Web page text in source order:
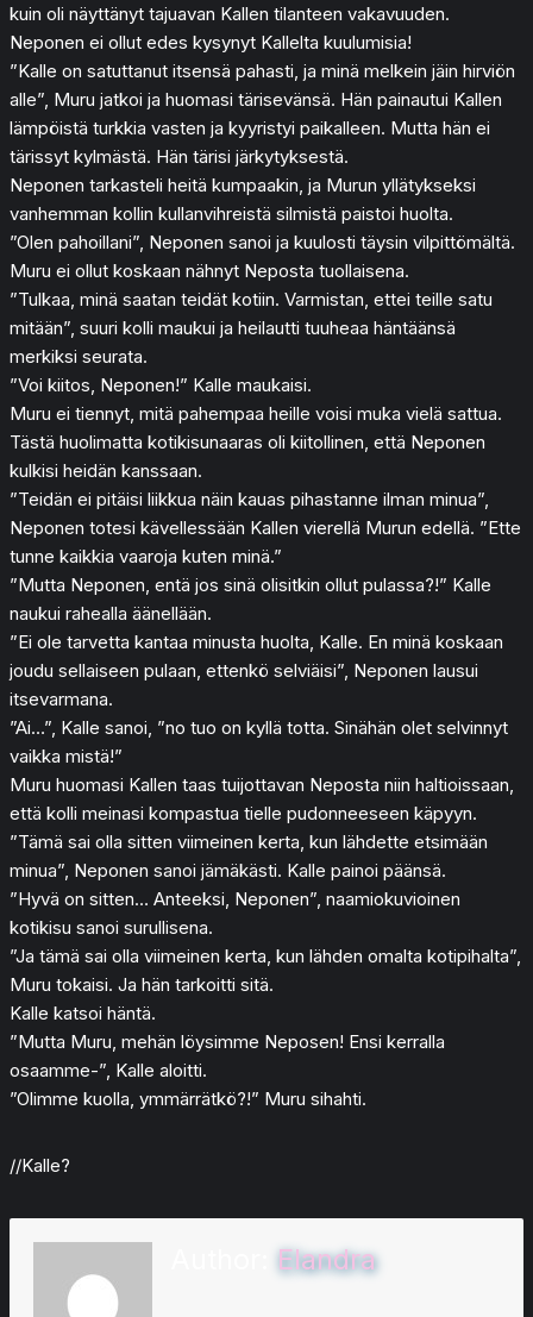
kuin oli näyttänyt tajuavan Kallen tilanteen vakavuuden.
Neponen ei ollut edes kysynyt Kallelta kuulumisia!
”Kalle on satuttanut itsensä pahasti, ja minä melkein jäin hirviön
alle”, Muru jatkoi ja huomasi tärisevänsä. Hän painautui Kallen
lämpöistä turkkia vasten ja kyyristyi paikalleen. Mutta hän ei
tärissyt kylmästä. Hän tärisi järkytyksestä.
Neponen tarkasteli heitä kumpaakin, ja Murun yllätykseksi
vanhemman kollin kullanvihreistä silmistä paistoi huolta.
”Olen pahoillani”, Neponen sanoi ja kuulosti täysin vilpittömältä.
Muru ei ollut koskaan nähnyt Neposta tuollaisena.
”Tulkaa, minä saatan teidät kotiin. Varmistan, ettei teille satu
mitään”, suuri kolli maukui ja heilautti tuuheaa häntäänsä
merkiksi seurata.
”Voi kiitos, Neponen!” Kalle maukaisi.
Muru ei tiennyt, mitä pahempaa heille voisi muka vielä sattua.
Tästä huolimatta kotikisunaaras oli kiitollinen, että Neponen
kulkisi heidän kanssaan.
”Teidän ei pitäisi liikkua näin kauas pihastanne ilman minua”,
Neponen totesi kävellessään Kallen vierellä Murun edellä. ”Ette
tunne kaikkia vaaroja kuten minä.”
”Mutta Neponen, entä jos sinä olisitkin ollut pulassa?!” Kalle
naukui rahealla äänellään.
”Ei ole tarvetta kantaa minusta huolta, Kalle. En minä koskaan
joudu sellaiseen pulaan, ettenkö selviäisi”, Neponen lausui
itsevarmana.
”Ai…”, Kalle sanoi, ”no tuo on kyllä totta. Sinähän olet selvinnyt
vaikka mistä!”
Muru huomasi Kallen taas tuijottavan Neposta niin haltioissaan,
että kolli meinasi kompastua tielle pudonneeseen käpyyn.
”Tämä sai olla sitten viimeinen kerta, kun lähdette etsimään
minua”, Neponen sanoi jämäkästi. Kalle painoi päänsä.
”Hyvä on sitten… Anteeksi, Neponen”, naamiokuvioinen
kotikisu sanoi surullisena.
”Ja tämä sai olla viimeinen kerta, kun lähden omalta kotipihalta”,
Muru tokaisi. Ja hän tarkoitti sitä.
Kalle katsoi häntä.
”Mutta Muru, mehän löysimme Neposen! Ensi kerralla
osaamme-”, Kalle aloitti.
”Olimme kuolla, ymmärrätkö?!” Muru sihahti.
//Kalle?
Elandra